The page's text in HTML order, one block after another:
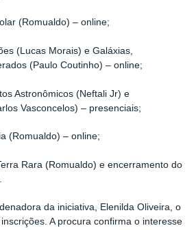
(Romualdo) – online;
(Lucas Morais) e Galáxias,
(Paulo Coutinho) – online;
Astronômicos (Neftali Jr) e
Vasconcelos) – presenciais;
(Romualdo) – online;
Rara (Romualdo) e encerramento do
da iniciativa, Elenilda Oliveira, o
A procura confirma o interesse